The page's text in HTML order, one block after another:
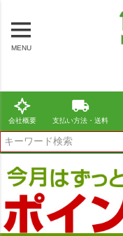
MENU
会社概要 支払い方法・送料